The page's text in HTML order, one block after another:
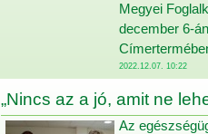
Megyei
december 6-
2022.12.07. 10:22
„Nincs az a jó, amit ne
Az